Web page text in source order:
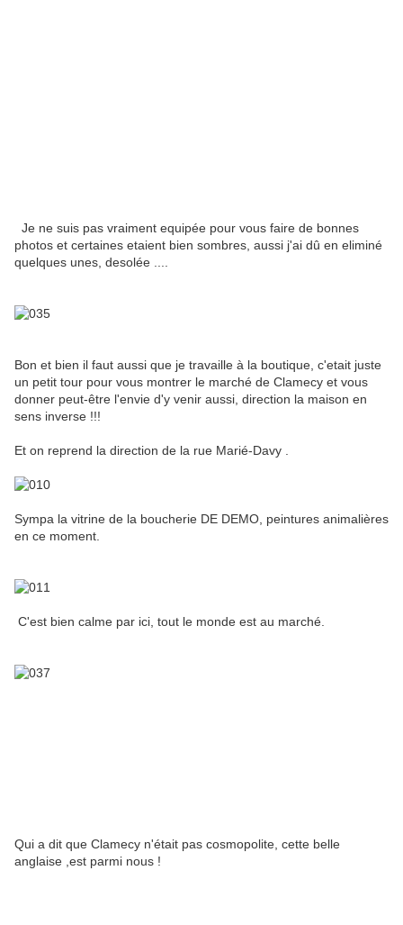
Je ne suis pas vraiment equipée pour vous faire de bonnes
photos et certaines etaient bien sombres, aussi j'ai dû en eliminé
quelques unes, desolée ....
Bon et bien il faut aussi que je travaille à la boutique, c'etait juste
un petit tour pour vous montrer le marché de Clamecy et vous
donner peut-être l'envie d'y venir aussi, direction la maison en
sens inverse !!!
Et on reprend la direction de la rue Marié-Davy .
Sympa la vitrine de la boucherie DE DEMO, peintures animalières
en ce moment.
C'est bien calme par ici, tout le monde est au marché.
Qui a dit que Clamecy n'était pas cosmopolite, cette belle
anglaise ,est parmi nous !